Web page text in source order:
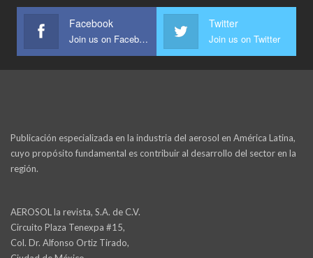
Facebook
Join us on Facebook
Twitter
Join us on Twitter
Publicación especializada en la industria del aerosol en América Latina,
cuyo propósito fundamental es contribuir al desarrollo del sector en la
región.
AEROSOL la revista, S.A. de C.V.
Circuito Plaza Tenexpa #15,
Col. Dr. Alfonso Ortiz Tirado,